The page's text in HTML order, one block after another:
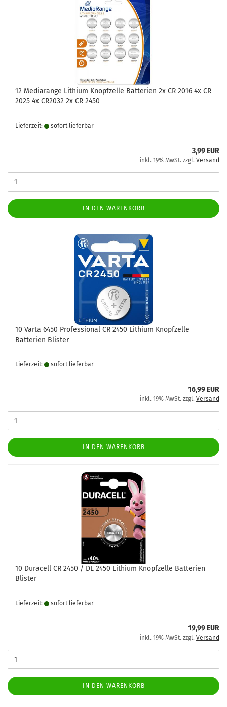
12 Mediarange Lithium Knopfzelle Batterien 2x CR 2016 4x CR
2025 4x CR2032 2x CR 2450
Lieferzeit: sofort lie­fer­bar
3,99 EUR
inkl. 19% MwSt. zzgl. Versand
IN DEN WARENKORB
10 Varta 6450 Professional CR 2450 Lithium Knopfzelle
Batterien Blister
Lieferzeit: sofort lie­fer­bar
16,99 EUR
inkl. 19% MwSt. zzgl. Versand
IN DEN WARENKORB
10 Duracell CR 2450 / DL 2450 Lithium Knopfzelle Batterien
Blister
Lieferzeit: sofort lie­fer­bar
19,99 EUR
inkl. 19% MwSt. zzgl. Versand
IN DEN WARENKORB